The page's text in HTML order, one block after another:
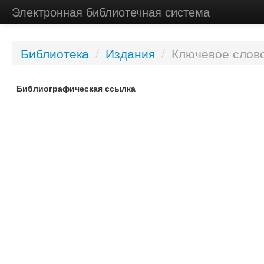
Электронная библиотечная система
Библиотека / Издания / Ключевое
Библиографическая ссылка